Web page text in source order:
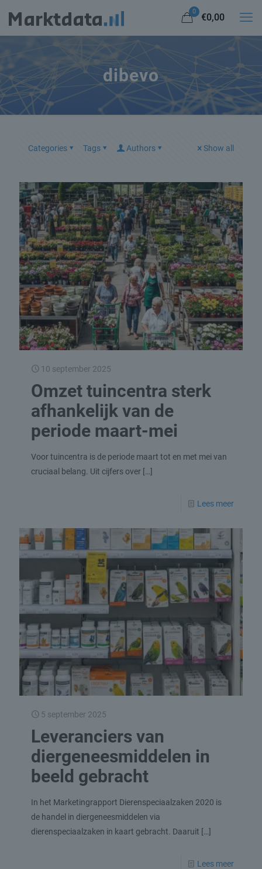
0
€0,00
dibevo
Categories Tags Authors Show all
10 september 2025
Omzet tuincentra sterk
afhankelijk van de
periode maart-mei
Voor tuincentra is de periode maart tot en met mei van
cruciaal belang. Uit cijfers over […]
Lees meer
5 september 2025
Leveranciers van
diergeneesmiddelen in
beeld gebracht
In het Marketingrapport Dierenspeciaalzaken 2020 is
de handel in diergeneesmiddelen via
dierenspeciaalzaken in kaart gebracht. Daaruit […]
Lees meer